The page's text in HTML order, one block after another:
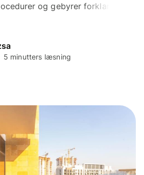
og gebyrer forklaret.
5 minutters læsning